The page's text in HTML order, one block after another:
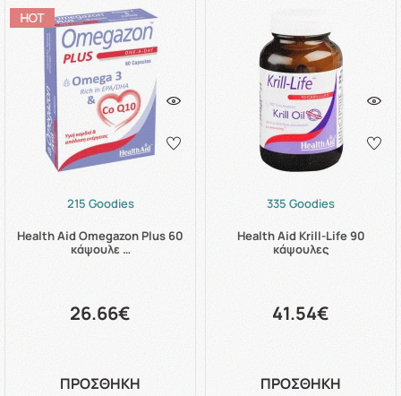
215 Goodies
Health Aid Omegazon Plus 60
κάψουλε …
26.66€
ΠΡΟΣΘΗΚΗ
335 Goodies
Health Aid Krill-Life 90
κάψουλες
41.54€
ΠΡΟΣΘΗΚΗ